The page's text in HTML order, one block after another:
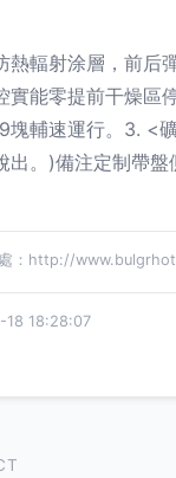
熱輻射涂層，前后
實能零提前干燥區
塊輔速運行。3. <
出。)備注定制帶
處：http://
18 18:28:07